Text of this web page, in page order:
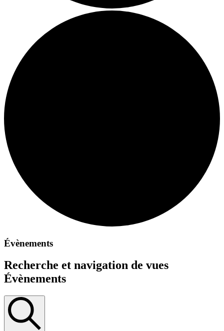
Évènements
Recherche et navigation de vues
Évènements